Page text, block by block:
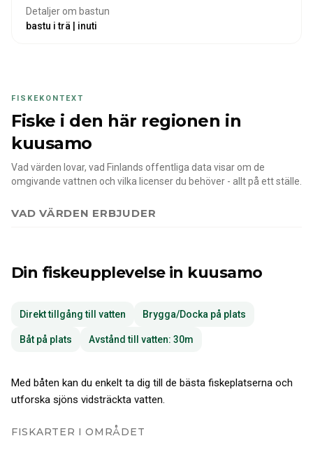
Detaljer om bastun
bastu i trä | inuti
FISKEKONTEXT
Fiske i den här regionen in
kuusamo
Vad värden lovar, vad Finlands offentliga data visar om de
omgivande vattnen och vilka licenser du behöver - allt på ett ställe.
VAD VÄRDEN ERBJUDER
Din fiskeupplevelsein kuusamo
Direkt tillgång till vatten Brygga/Docka på plats
Båt på plats Avstånd till vatten: 30m
Med båten kan du enkelt ta dig till de bästa fiskeplatserna och
utforska sjöns vidsträckta vatten.
FISKARTER I OMRÅDET